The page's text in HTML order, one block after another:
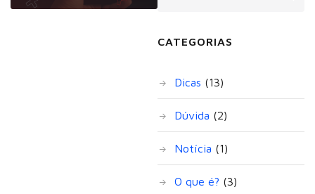
CATEGORIAS
Dicas (13)
Dúvida (2)
Notícia (1)
O que é? (3)